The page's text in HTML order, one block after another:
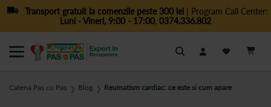
Transport gratuit la comenzile peste 300 lei| Program Call Center:
Luni - Vineri, 9:00 - 17:00, 0374.336.802
Cautare
Catena Pas cu Pas ❯ Blog ❯ Reumatism cardiac: ce este si cum apare